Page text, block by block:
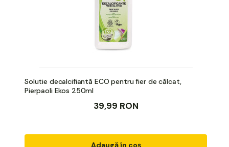
Solutie decalcifiantă ECO pentru fier de călcat,
Pierpaoli Ekos 250ml
39,99 RON
Adaugă în coș